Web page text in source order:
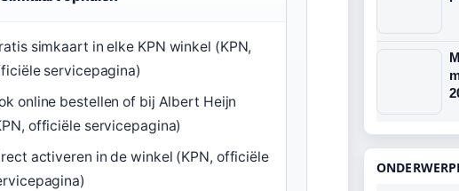
simkaart in elke KPN winkel (KPN,
servicepagina)
online bestellen of bij Albert Heijn
officiële servicepagina)
activeren in de winkel (KPN, officiële